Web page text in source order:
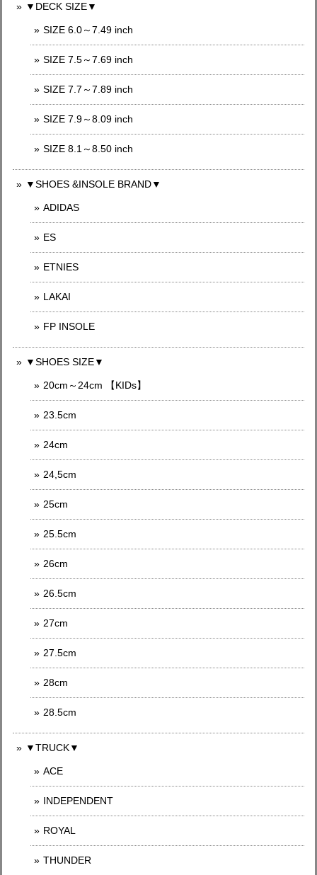
▼DECK SIZE▼
SIZE 6.0～7.49 inch
SIZE 7.5～7.69 inch
SIZE 7.7～7.89 inch
SIZE 7.9～8.09 inch
SIZE 8.1～8.50 inch
▼SHOES &INSOLE BRAND▼
ADIDAS
ES
ETNIES
LAKAI
FP INSOLE
▼SHOES SIZE▼
20cm～24cm 【KIDs】
23.5cm
24cm
24,5cm
25cm
25.5cm
26cm
26.5cm
27cm
27.5cm
28cm
28.5cm
▼TRUCK▼
ACE
INDEPENDENT
ROYAL
THUNDER